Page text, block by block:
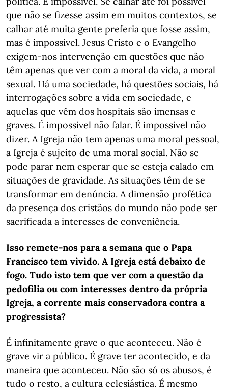
que não se fizesse assim em muitos contextos, se
calhar até muita gente preferia que fosse assim,
mas é impossível. Jesus Cristo e o Evangelho
exigem-nos intervenção em questões que não
têm apenas que ver com a moral da vida, a moral
sexual. Há uma sociedade, há questões sociais, há
interrogações sobre a vida em sociedade, e
aquelas que vêm dos hospitais são imensas e
graves. É impossível não falar. É impossível não
dizer. A Igreja não tem apenas uma moral pessoal,
a Igreja é sujeito de uma moral social. Não se
pode parar nem esperar que se esteja calado em
situações de gravidade. As situações têm de se
transformar em denúncia. A dimensão profética
da presença dos cristãos do mundo não pode ser
sacrificada a interesses de conveniência.
Isso remete-nos para a semana que o Papa
Francisco tem vivido. A Igreja está debaixo de
fogo. Tudo isto tem que ver com a questão da
pedofilia ou com interesses dentro da própria
Igreja, a corrente mais conservadora contra a
progressista?
É infinitamente grave o que aconteceu. Não é
grave vir a público. É grave ter acontecido, e da
maneira que aconteceu. Não são só os abusos, é
tudo o resto, a cultura eclesiástica. É mesmo